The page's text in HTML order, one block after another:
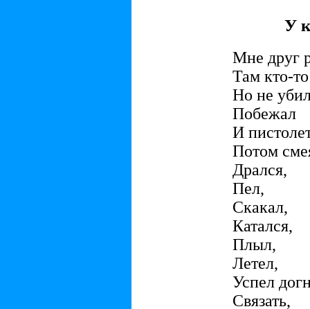
У
Мне друг
Там кто-
Но не
Побежал
И
Потом
Дрался,
Пел,
Скакал,
Катался,
Плыл,
Летел,
Успел
Связать,